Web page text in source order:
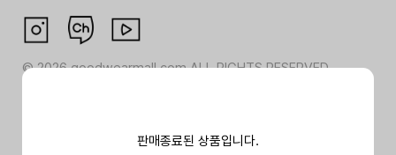
판매종료된 상품입니다.
©2026goodwearmall.com ALL RIGHTS RESERVED